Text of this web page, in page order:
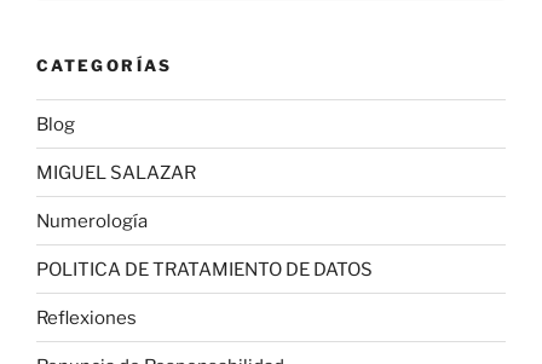
CATEGORÍAS
Blog
MIGUEL SALAZAR
Numerología
POLITICA DE TRATAMIENTO DE DATOS
Reflexiones